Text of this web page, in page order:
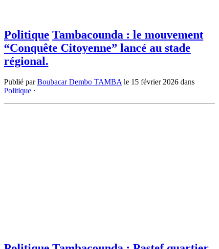
Politique Tambacounda : le mouvement
“Conquête Citoyenne” lancé au stade
régional.
Publié parBoubacar Dembo TAMBA le 15 février 2026 dans
Politique ·